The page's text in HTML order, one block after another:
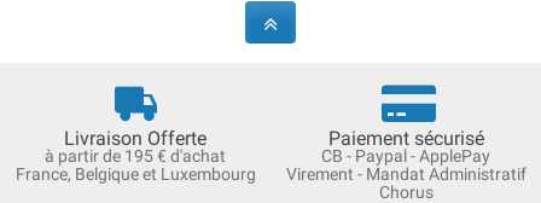
Livraison Offerte
à partir de 195 € d'achat
France, Belgique et Luxembourg
Paiement sécurisé
CB - Paypal - ApplePay
Virement - Mandat Administratif
Chorus